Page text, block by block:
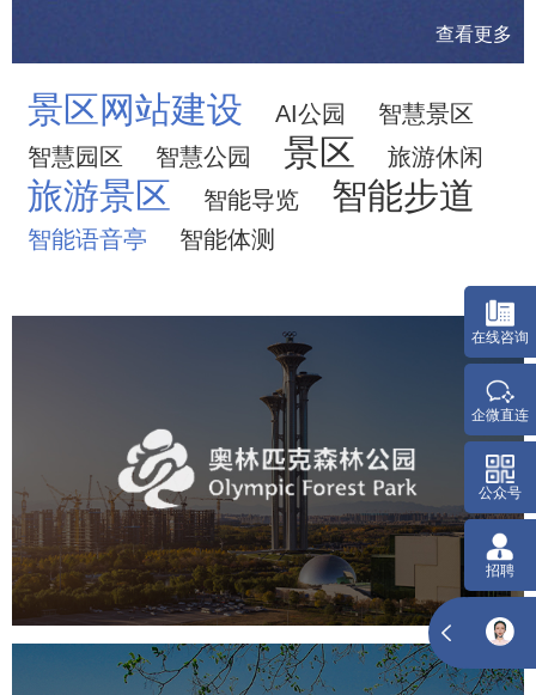
查看更多
景区网站建设 AI公园
智慧景区
智慧园区
智慧公园 景区 旅游休闲
旅游景区 智能导览 智能步道
智能语音亭 智能体测
奥体森林公园
旅游休闲 公园 AI人工智能
智慧公园
智慧体育公园
智能步道 智能大数据平台